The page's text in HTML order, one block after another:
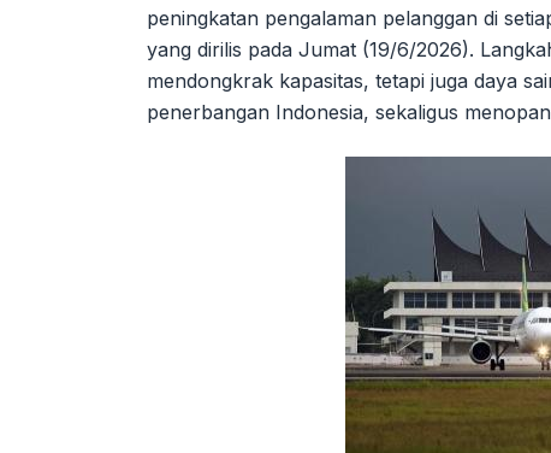
peningkatan pengalaman pelanggan di
yang dirilis pada Jumat (19/6/2026).
mendongkrak kapasitas, tetapi juga daya
penerbangan Indonesia, sekaligus